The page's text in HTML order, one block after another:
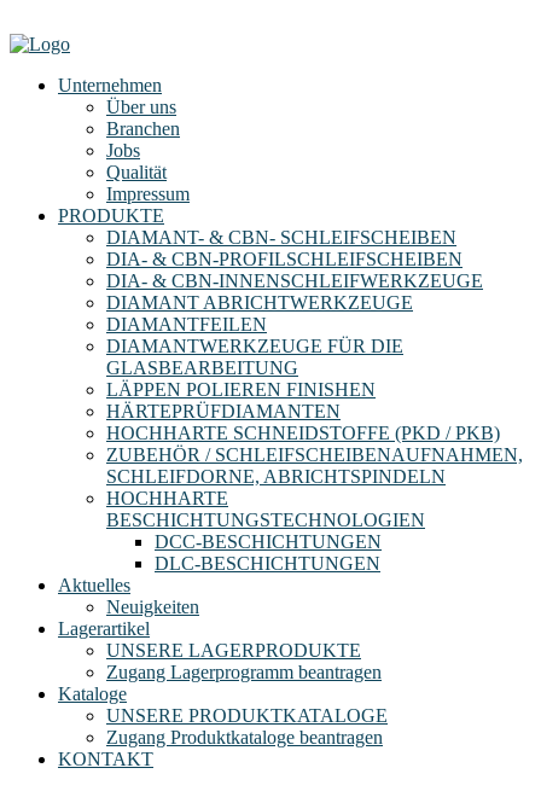
Unternehmen
Über uns
Branchen
Jobs
Qualität
Impressum
PRODUKTE
DIAMANT- & CBN- SCHLEIFSCHEIBEN
DIA- & CBN-PROFILSCHLEIFSCHEIBEN
DIA- & CBN-INNENSCHLEIFWERKZEUGE
DIAMANT ABRICHTWERKZEUGE
DIAMANTFEILEN
DIAMANTWERKZEUGE FÜR DIE
GLASBEARBEITUNG
LÄPPEN POLIEREN FINISHEN
HÄRTEPRÜFDIAMANTEN
HOCHHARTE SCHNEIDSTOFFE (PKD / PKB)
ZUBEHÖR / SCHLEIFSCHEIBENAUFNAHMEN,
SCHLEIFDORNE, ABRICHTSPINDELN
HOCHHARTE
BESCHICHTUNGSTECHNOLOGIEN
DCC-BESCHICHTUNGEN
DLC-BESCHICHTUNGEN
Aktuelles
Neuigkeiten
Lagerartikel
UNSERE LAGERPRODUKTE
Zugang Lagerprogramm beantragen
Kataloge
UNSERE PRODUKTKATALOGE
Zugang Produktkataloge beantragen
KONTAKT